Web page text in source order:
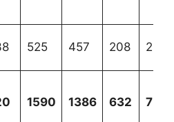
525 457 208 2376
1590 1386 632 7201